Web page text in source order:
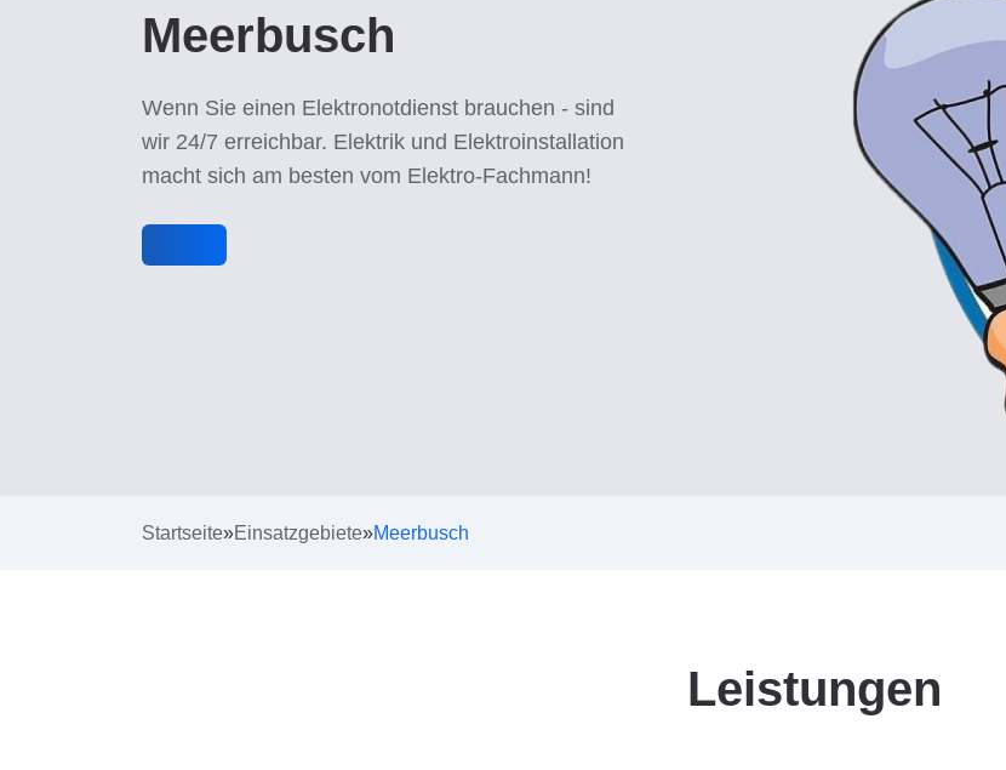
Meerbusch
Wenn Sie einen Elektronotdienst brauchen - sind
wir 24/7 erreichbar. Elektrik und Elektroinstallation
macht sich am besten vom Elektro-Fachmann!
Startseite»Einsatzgebiete»Meerbusch
Leistungen